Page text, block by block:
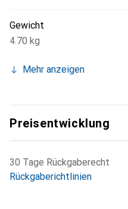
Gewicht
4.70 kg
Mehr anzeigen
Preisentwicklung
30 Tage Rückgaberecht
Rückgaberichtlinien